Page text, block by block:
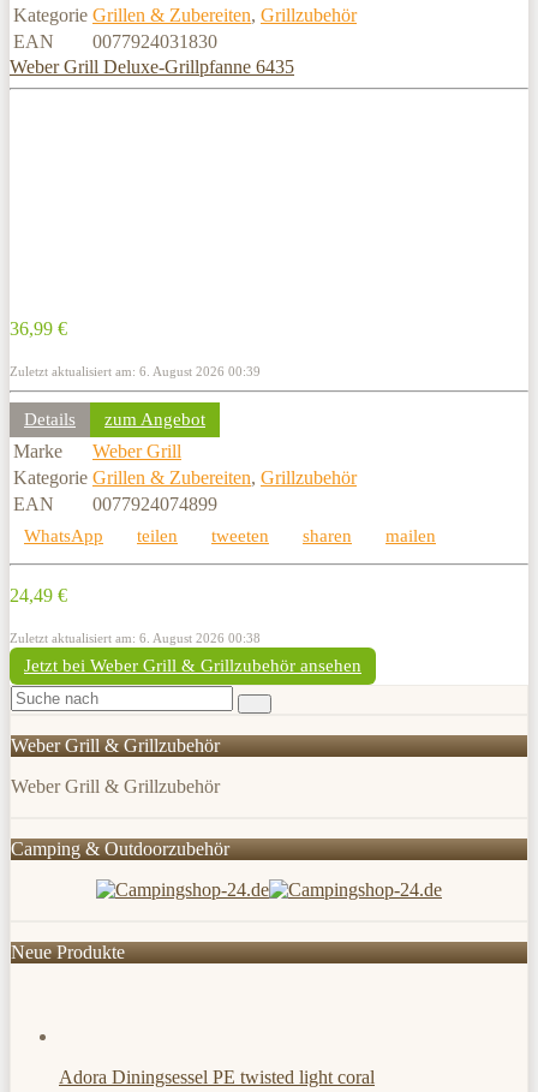
Kategorie Grillen & Zubereiten, Grillzubehör
EAN
0077924031830
Weber Grill Deluxe-Grillpfanne 6435
36,99 €
Zuletzt aktualisiert am: 6. August 2026 00:39
Details zum Angebot
Marke
Weber Grill
Kategorie Grillen & Zubereiten, Grillzubehör
EAN
0077924074899
WhatsApp teilen tweeten sharen mailen
24,49 €
Zuletzt aktualisiert am: 6. August 2026 00:38
Jetzt bei Weber Grill & Grillzubehör ansehen
Weber Grill & Grillzubehör
Weber Grill & Grillzubehör
Camping & Outdoorzubehör
Neue Produkte
Adora Diningsessel PE twisted light coral